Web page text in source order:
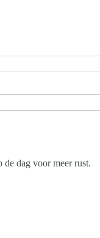
dag voor meer rust.